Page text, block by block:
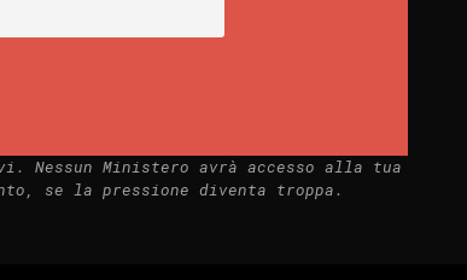
Ministero avrà accesso alla tua
se la pressione diventa troppa.